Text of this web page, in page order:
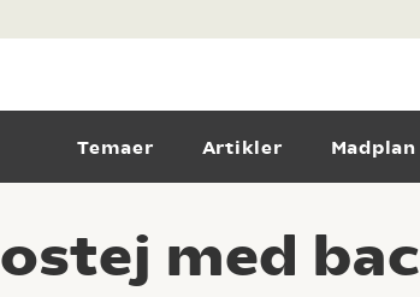
Temaer Artikler Madplan
med